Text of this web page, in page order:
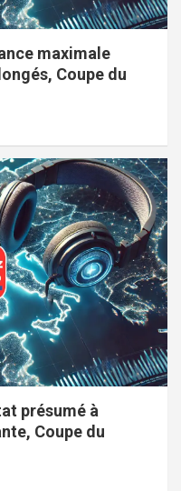
maximale
Coupe du
présumé à
Coupe du